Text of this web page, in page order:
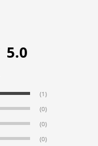
5.0
(1)
(0)
(0)
(0)